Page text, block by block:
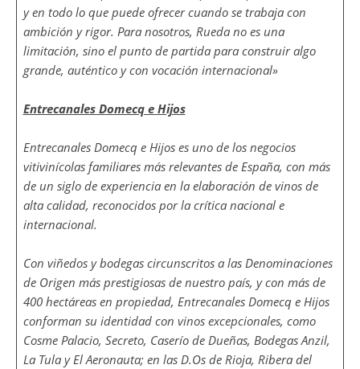
y en todo lo que puede ofrecer cuando se trabaja con
ambición y rigor. Para nosotros, Rueda no es una
limitación, sino el punto de partida para construir algo
grande, auténtico y con vocación internacional»
Entrecanales Domecq e Hijos
Entrecanales Domecq e Hijos es uno de los negocios
vitivinícolas familiares más relevantes de España, con más
de un siglo de experiencia en la elaboración de vinos de
alta calidad, reconocidos por la crítica nacional e
internacional.
Con viñedos y bodegas circunscritos a las Denominaciones
de Origen más prestigiosas de nuestro país, y con más de
400 hectáreas en propiedad, Entrecanales Domecq e Hijos
conforman su identidad con vinos excepcionales, como
Cosme Palacio, Secreto, Caserío de Dueñas, Bodegas Anzil,
La Tula y El Aeronauta; en las D.Os de Rioja, Ribera del